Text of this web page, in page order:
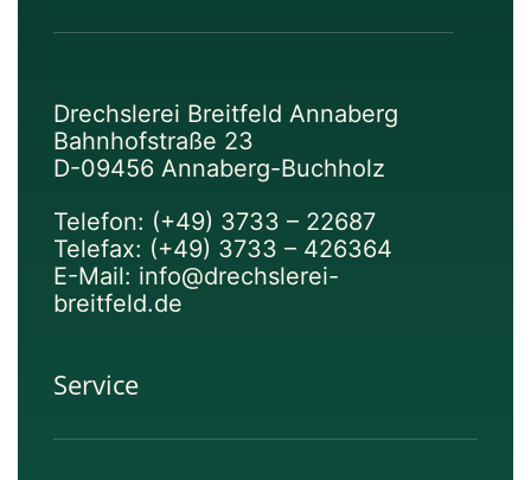
Drechslerei Breitfeld Annaberg
Bahnhofstraße 23
D-09456 Annaberg-Buchholz
Telefon: (+49) 3733 – 22687
Telefax: (+49) 3733 – 426364
E-Mail: info@drechslerei-
breitfeld.de
Service